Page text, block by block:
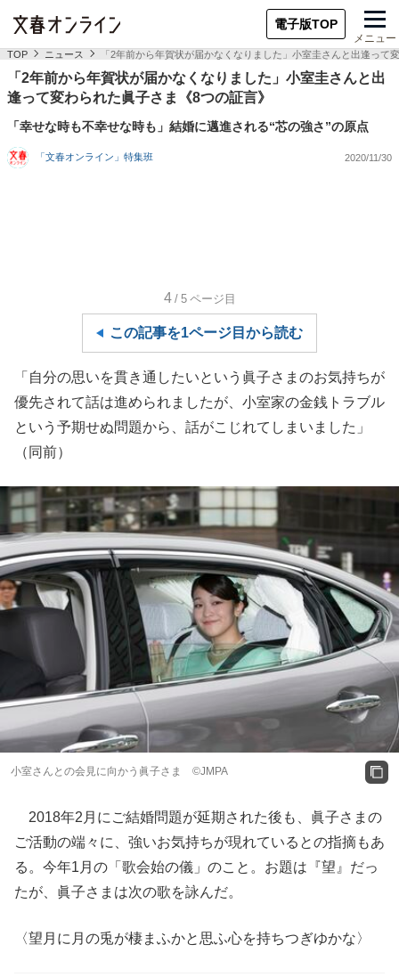
電子版TOP
メニュー
TOP ニュース 「2年前から年賀状が届かなくなりました」小室圭さんと出逢って
「2年前から年賀状が届かなくなりました」小室圭さんと出
逢って変わられた眞子さま《8つの証言》
「幸せな時も不幸せな時も」結婚に邁進される“芯の強さ”の原点
「文春オンライン」特集班 2020/11/30
4 /5 ページ目
この記事を1ページ目から読む
「自分の思いを貫き通したいという眞子さまのお気持ちが
優先されて話は進められましたが、小室家の金銭トラブル
という予期せぬ問題から、話がこじれてしまいました」
（同前）
小室さんとの会見に向かう眞子さま ©JMPA
2018年2月にご結婚問題が延期された後も、眞子さまの
ご活動の端々に、強いお気持ちが現れているとの指摘もあ
る。今年1月の「歌会始の儀」のこと。お題は『望』だっ
たが、眞子さまは次の歌を詠んだ。
〈望月に月の兎が棲まふかと思ふ心を持ちつぎゆかな〉